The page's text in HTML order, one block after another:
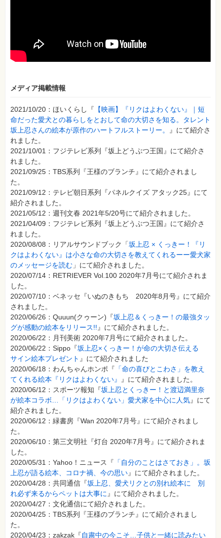
メディア掲載情報
2021/10/20：ほいくらし『 【映画】『リクはよわくない』｜短
命だった愛犬との暮らしをとおして命の大切さを知る。タレント
坂上忍さんの絵本が原作のハートフルストーリー。
』にて紹介さ
れました。
2021/10/01：フジテレビ系列『坂上どうぶつ王国』にて紹介さ
れました。
2021/09/25：TBS系列『王様のブランチ』にて紹介されまし
た。
2021/09/12：テレビ朝日系列『パネルクイズ アタック25』にて
紹介されました。
2021/05/12：週刊文春 2021年5/20号にて紹介されました。
2021/04/09：フジテレビ系列『坂上どうぶつ王国』にて紹介さ
れました。
2020/08/08：リアルサウンドブック「坂上忍 × くっきー！『リ
クはよわくない』は小さな命の大切さを教えてくれるーー愛犬家
のメッセージを読む 」にて紹介されました。
2020/07/14：RETRIEVER Vol.100 2020年7月号にて紹介されま
した。
2020/07/10：ベネッセ『いぬのきもち 2020年8月号』にて紹介
されました。
2020/06/26：Quuun(クゥーン)『坂上忍＆くっきー！の最強タッ
グが感動の絵本をリリース!! 』にて紹介されました。
2020/06/22：月刊美術 2020年7月号にて紹介されました。
2020/06/22：Sippo『坂上忍×くっきー！が命の大切さ伝える
サイン絵本プレゼント 』にて紹介されました
2020/06/18：わんちゃんホンポ『 「命の喜びとこわさ」を教え
てくれる絵本『リクはよわくない』
』にて紹介されました。
2020/06/12：スポーツ報知『坂上忍とくっきー！と渡辺満里奈
が絵本コラボ…「リクはよわくない」愛犬家を中心に人気』にて
紹介されました。
2020/06/12：緑書房『Wan 2020年7月号』にて紹介されまし
た。
2020/06/10：第三文明社『灯台 2020年7月号』にて紹介されま
した。
2020/05/31：Yahoo！ニュース『 「自分のことはさておき」。坂
上忍が語る絵本、コロナ禍、今の思い』にて紹介されました。
2020/04/28：共同通信『坂上忍、愛犬リクとの別れ絵本に 別
れ必ず来るからペットは大事に 』にて紹介されました。
2020/04/27：文化通信にて紹介されました。
2020/04/25：TBS系列『王様のブランチ』にて紹介されまし
た。
2020/04/23：zakzak『自粛中の今こそ…子供と一緒に読みたい